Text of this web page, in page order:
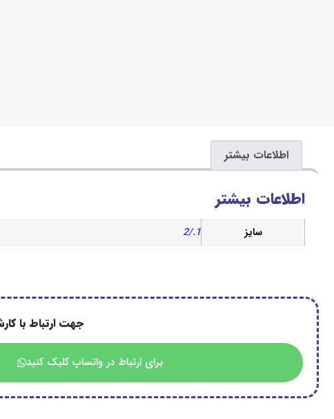
اطلاعات بیشتر
اطلاعات بیشتر
سایز 1./2
جهت ارتباط با
برای ارتباط در واتساپ کلیک کنید